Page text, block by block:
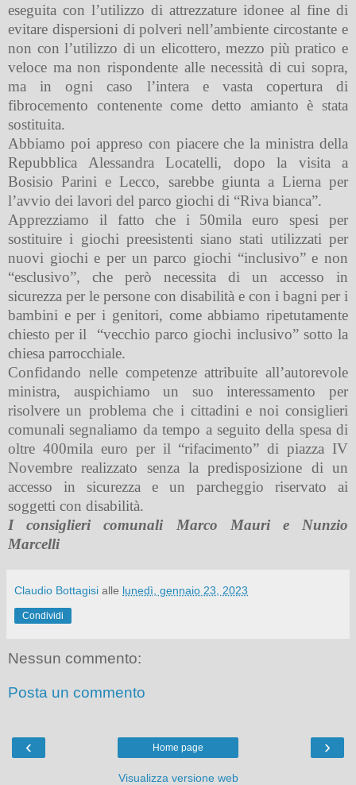
eseguita con l’utilizzo di attrezzature idonee al fine di
evitare dispersioni di polveri nell’ambiente circostante e
non con l’utilizzo di un elicottero, mezzo più pratico e
veloce ma non rispondente alle necessità di cui sopra,
ma in ogni caso l’intera e vasta copertura di
fibrocemento contenente come detto amianto è stata
sostituita.
Abbiamo poi appreso con piacere che la ministra della
Repubblica Alessandra Locatelli, dopo la visita a
Bosisio Parini e Lecco, sarebbe giunta a Lierna per
l’avvio dei lavori del parco giochi di “Riva bianca”.
Apprezziamo il fatto che i 50mila euro spesi per
sostituire i giochi preesistenti siano stati utilizzati per
nuovi giochi e per un parco giochi “inclusivo” e non
“esclusivo”, che però necessita di un accesso in
sicurezza per le persone con disabilità e con i bagni per i
bambini e per i genitori, come abbiamo ripetutamente
chiesto per il
“vecchio parco giochi inclusivo” sotto la
chiesa parrocchiale.
Confidando nelle competenze attribuite all’autorevole
ministra, auspichiamo un suo interessamento per
risolvere un problema che i cittadini e noi consiglieri
comunali segnaliamo da tempo a seguito della spesa di
oltre 400mila euro per il “rifacimento” di piazza IV
Novembre realizzato senza la predisposizione di un
accesso in sicurezza e un parcheggio riservato ai
soggetti con disabilità.
I consiglieri comunali Marco Mauri e Nunzio
Marcelli
Claudio Bottagisi alle lunedì, gennaio 23, 2023
Condividi
Nessun commento:
Posta un commento
‹ ›
Home page
Visualizza versione web